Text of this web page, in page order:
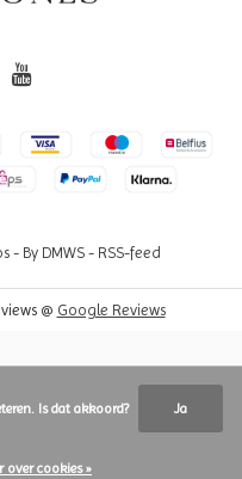
- By DMWS - RSS-feed
@ Google Reviews
Is dat akkoord? Ja
over cookies »